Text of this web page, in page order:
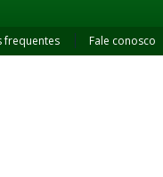
frequentes Fale conosco